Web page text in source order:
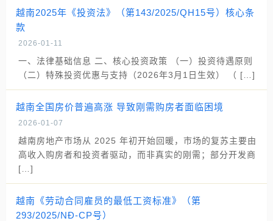
越南2025年《投资法》（第143/2025/QH15号）核心条
款
2026-01-11
一、法律基础信息 二、核心投资政策 （一）投资待遇原则
（二）特殊投资优惠与支持（2026年3月1日生效） （ […]
越南全国房价普遍高涨 导致刚需购房者面临困境
2026-01-07
越南房地产市场从 2025 年初开始回暖，市场的复苏主要由
高收入购房者和投资者驱动，而非真实的刚需；部分开发商
[…]
越南《劳动合同雇员的最低工资标准》（第
293/2025/NĐ-CP号）